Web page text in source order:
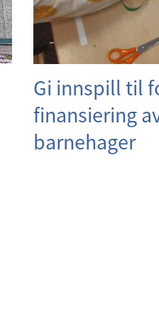
Gi innspill til
finansiering
barnehager